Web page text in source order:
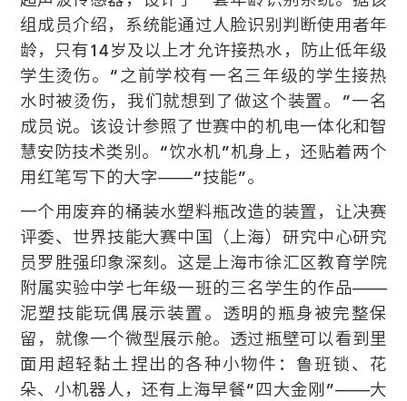
组成员介绍，系统能通过人脸识别判断使用者年
龄，只有14岁及以上才允许接热水，防止低年级
学生烫伤。“之前学校有一名三年级的学生接热
水时被烫伤，我们就想到了做这个装置。”一名
成员说。该设计参照了世赛中的机电一体化和智
慧安防技术类别。“饮水机”机身上，还贴着两个
用红笔写下的大字——“技能”。
一个用废弃的桶装水塑料瓶改造的装置，让决赛
评委、世界技能大赛中国（上海）研究中心研究
员罗胜强印象深刻。这是上海市徐汇区教育学院
附属实验中学七年级一班的三名学生的作品——
泥塑技能玩偶展示装置。透明的瓶身被完整保
留，就像一个微型展示舱。透过瓶壁可以看到里
面用超轻黏土捏出的各种小物件：鲁班锁、花
朵、小机器人，还有上海早餐“四大金刚”——大